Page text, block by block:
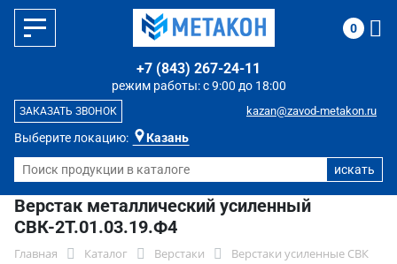
Выберите локацию: Казань
режим работы: с 9:00 до 18:00
+7 (843) 267-24-11
kazan@zavod-metakon.ru
ЗАКАЗАТЬ ЗВОНОК
0
Верстак металлический усиленный
СВК-2Т.01.03.19.Ф4
Главная Каталог Верстаки
Верстаки усиленные СВК